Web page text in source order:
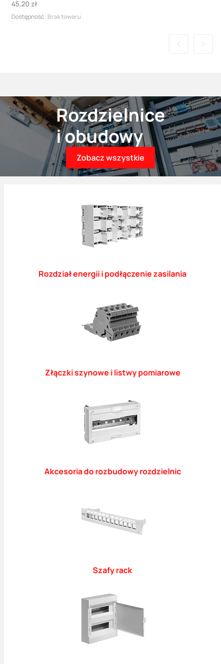
Cena
45,20 zł
Dostępność: Brak towaru
Rozdzielnice
i obudowy
Zobacz wszystkie
Rozdział energii i podłączenie zasilania
Złączki szynowe i listwy pomiarowe
Akcesoria do rozbudowy rozdzielnic
Szafy rack